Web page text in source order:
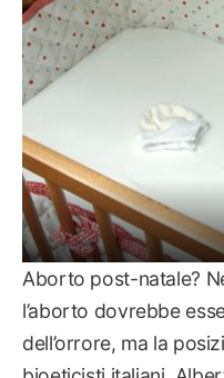
Aborto post-natale?
l’aborto dovrebbe
dell’orrore, ma la